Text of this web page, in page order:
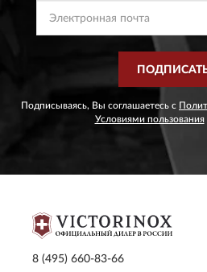
Подписываясь, Вы соглашаетесь с
Условиями пользования
8 (495) 660-83-66